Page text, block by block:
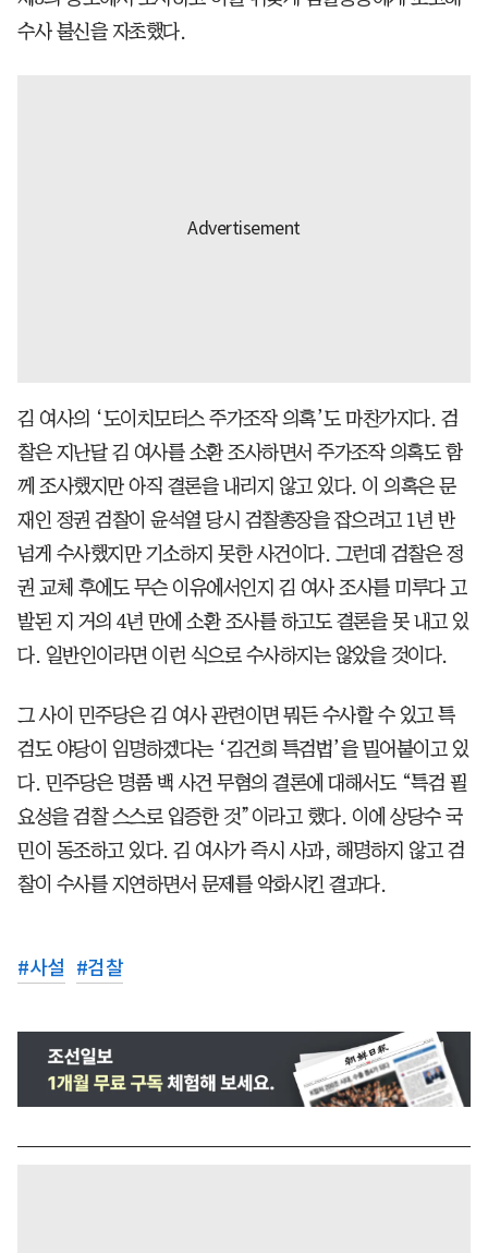
수사 불신을 자초했다.
김 여사의 ‘도이치모터스 주가조작 의혹’도 마찬가지다. 검
찰은 지난달 김 여사를 소환 조사하면서 주가조작 의혹도 함
께 조사했지만 아직 결론을 내리지 않고 있다. 이 의혹은 문
재인 정권 검찰이 윤석열 당시 검찰총장을 잡으려고 1년 반
넘게 수사했지만 기소하지 못한 사건이다. 그런데 검찰은 정
권 교체 후에도 무슨 이유에서인지 김 여사 조사를 미루다 고
발된 지 거의 4년 만에 소환 조사를 하고도 결론을 못 내고 있
다. 일반인이라면 이런 식으로 수사하지는 않았을 것이다.
그 사이 민주당은 김 여사 관련이면 뭐든 수사할 수 있고 특
검도 야당이 임명하겠다는 ‘김건희 특검법’을 밀어붙이고 있
다. 민주당은 명품 백 사건 무혐의 결론에 대해서도 “특검 필
요성을 검찰 스스로 입증한 것”이라고 했다. 이에 상당수 국
민이 동조하고 있다. 김 여사가 즉시 사과, 해명하지 않고 검
찰이 수사를 지연하면서 문제를 악화시킨 결과다.
#사설 #검찰